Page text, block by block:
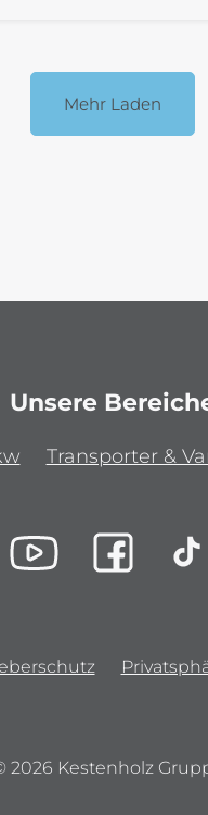
Mehr Laden
Unsere
Transporter &
2026 Kestenholz